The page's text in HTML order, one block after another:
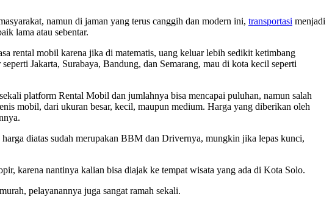
namun di jaman yang terus canggih dan modern ini, transportasi menjadi
lama atau sebentar.
rental mobil karena jika di matematis, uang keluar lebih sedikit ketimbang
Jakarta, Surabaya, Bandung, dan Semarang, mau di kota kecil seperti
platform Rental Mobil dan jumlahnya bisa mencapai puluhan, namun salah
mobil, dari ukuran besar, kecil, maupun medium. Harga yang diberikan oleh
diatas sudah merupakan BBM dan Drivernya, mungkin jika lepas kunci,
karena nantinya kalian bisa diajak ke tempat wisata yang ada di Kota Solo.
pelayanannya juga sangat ramah sekali.